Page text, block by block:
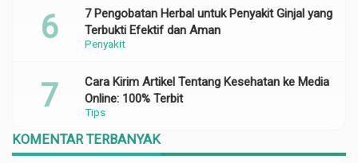
Penyakit
7 Pengobatan Herbal untuk Penyakit Ginjal yang
Terbukti Efektif dan Aman
Tips
Cara Kirim Artikel Tentang Kesehatan ke Media
Online: 100% Terbit
KOMENTAR TERBANYAK